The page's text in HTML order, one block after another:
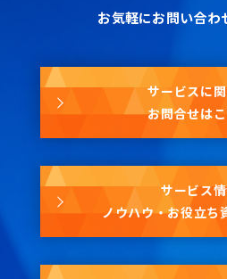
お気軽にお問い合わ
サービスに
お問合せは
サービス
ノウハウ・お役立ち